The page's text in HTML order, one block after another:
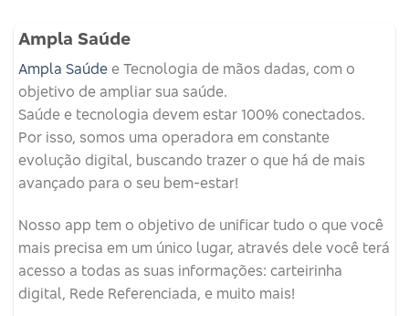
Ampla Saúde
Ampla Saúde e Tecnologia de mãos dadas, com o
objetivo de ampliar sua saúde.
Saúde e tecnologia devem estar 100% conectados.
Por isso, somos uma operadora em constante
evolução digital, buscando trazer o que há de mais
avançado para o seu bem-estar!
Nosso app tem o objetivo de unificar tudo o que você
mais precisa em um único lugar, através dele você terá
acesso a todas as suas informações: carteirinha
digital, Rede Referenciada, e muito mais!